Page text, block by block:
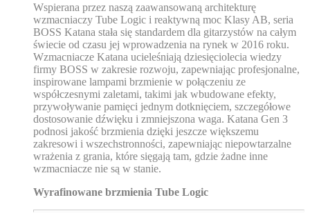
Wspierana przez naszą zaawansowaną architekturę
wzmacniaczy Tube Logic i reaktywną moc Klasy AB, seria
BOSS Katana stała się standardem dla gitarzystów na całym
świecie od czasu jej wprowadzenia na rynek w 2016 roku.
Wzmacniacze Katana ucieleśniają dziesięciolecia wiedzy
firmy BOSS w zakresie rozwoju, zapewniając profesjonalne,
inspirowane lampami brzmienie w połączeniu ze
współczesnymi zaletami, takimi jak wbudowane efekty,
przywoływanie pamięci jednym dotknięciem, szczegółowe
dostosowanie dźwięku i zmniejszona waga. Katana Gen 3
podnosi jakość brzmienia dzięki jeszcze większemu
zakresowi i wszechstronności, zapewniając niepowtarzalne
wrażenia z grania, które sięgają tam, gdzie żadne inne
wzmacniacze nie są w stanie.
Wyrafinowane brzmienia Tube Logic